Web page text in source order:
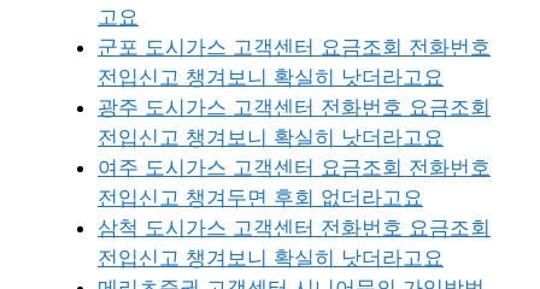
고요
군포 도시가스 고객센터 요금조회 전화번호
전입신고 챙겨보니 확실히 낫더라고요
광주 도시가스 고객센터 전화번호 요금조회
전입신고 챙겨보니 확실히 낫더라고요
여주 도시가스 고객센터 요금조회 전화번호
전입신고 챙겨두면 후회 없더라고요
삼척 도시가스 고객센터 전화번호 요금조회
전입신고 챙겨보니 확실히 낫더라고요